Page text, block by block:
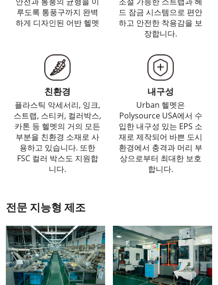
루도록 통풍구까지 완벽
하게 디자인된 어반 헬멧
드 잠금 시스템으로 편안
하고 안전한 착용감을 보
장합니다.
친환경
플라스틱 악세서리, 잉크,
스트랩, 스티커, 컬러박스,
카톤 등 헬멧의 거의 모든
부분을 친환경 소재로 사
용하고 있습니다. 또한
FSC 컬러 박스도 지원합
니다.
내구성
Urban 헬멧은
Polysource USA에서 수
입한 내구성 있는 EPS 소
재로 제작되어 바쁜 도시
환경에서 충격과 머리 부
상으로부터 최대한 보호
합니다.
전문 지능형 제조